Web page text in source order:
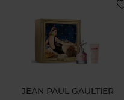
JEAN PAUL GAULTIER